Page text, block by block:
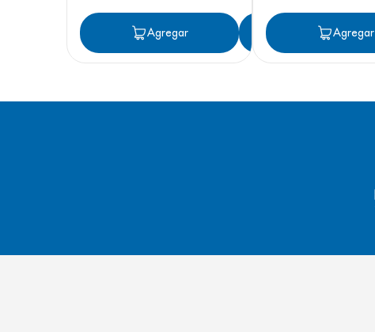
Agregar AgregarAgregar